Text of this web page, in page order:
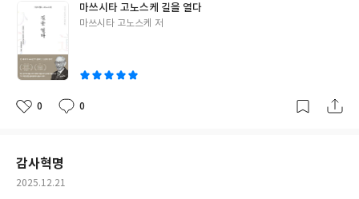
것에 대해 이야기 하고 있다. 책을 보면서 무엇이든지 기본이 중요하
다는 생각을 하게 된다. 경영을 어떻게 하느냐도 중요하지만 경영하
는 사람의 마음과 함께 할 사람을 만드는 것이 중요하다는 것을 또한
깨닫는다. 왜냐하면 혼자는 모든 것을 다 경영할 수 없기 때문일 것
이다. 짧게 읽을 수 있도록 되어 있지만 저자가 평생을 통해서 깨달
은 통찰과 식견들이라 결코 가볍지 않다는 것이다. 이 책을 통해서
나의 깊이를 더하는 시간이 되어서 하나 하나 읽을 때마다 즐거운 시
면 나의 사고가 확장되고, 넓어지는 일을 경험하게 된다. 조그만 것
하나 건드렸을 뿐인데, 그것이 삶을 몇 년은 앞당길 수 있게 해 준다.
그러기 때문에 성공을 해 봤던 사람들의 이야기라든지, 경영의 신이
라 불리우는 마쓰시타 고노스케의 이야기는 자신의 삶을 더 나은 방
향으로 만들고 싶은 사람들에게는 이야기 하나 하나가 주옥같은 울
림을 던져주게 된다. 마쓰시타 고노스케의 길을 열다가 바로 그런 책
은 미래를 만들 수 있는지에 대한 통찰들을 읽을 수 있다. 아마도 저
자가 경영을 하면서 깨닫고, 어떻게 길을 열어 경영의 신이 되었는
지 알려주는 것 같다. 1장은 운명을 개척하기 위해인데요, 어떻게 길
마쓰시타 고노스케 길을 열다
글
마쓰시타 고노스케 저
좋
0
댓
0
작
감사혁명
작
2025.12.21